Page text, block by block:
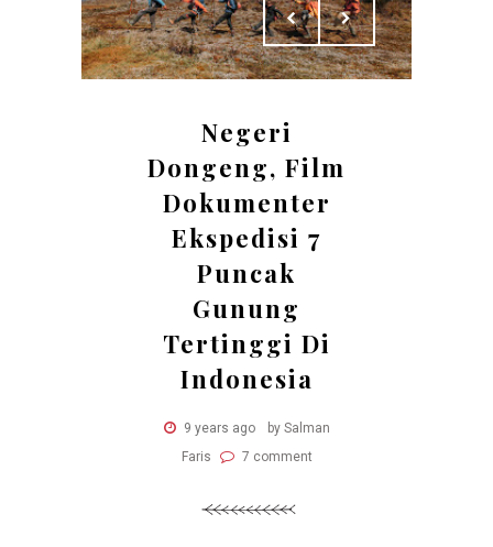
Negeri
Dongeng, Film
Dokumenter
Ekspedisi 7
Puncak
Gunung
Tertinggi Di
Indonesia
9 years ago
by Salman
Faris
7 comment